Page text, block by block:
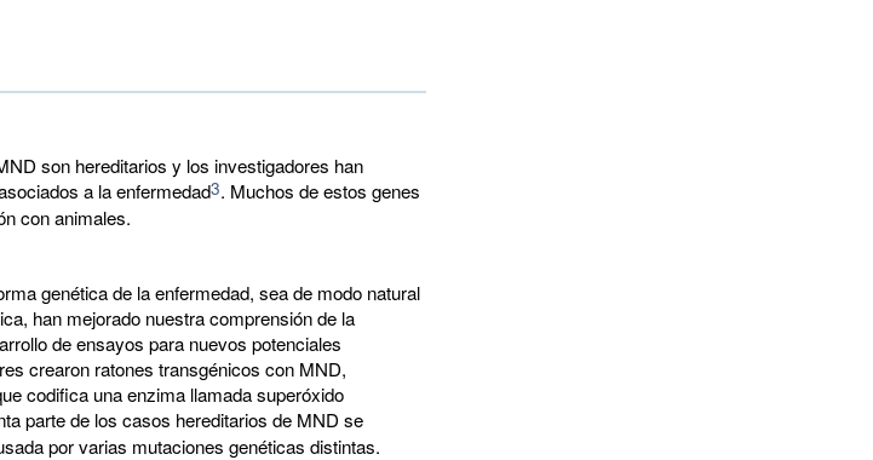
son hereditarios y los investigadores han
a la enfermedad3. Muchos de estos genes
con animales.
genética de la enfermedad, sea de modo natural
han mejorado nuestra comprensión de la
de ensayos para nuevos potenciales
crearon ratones transgénicos con MND,
codifica una enzima llamada superóxido
parte de los casos hereditarios de MND se
por varias mutaciones genéticas distintas.